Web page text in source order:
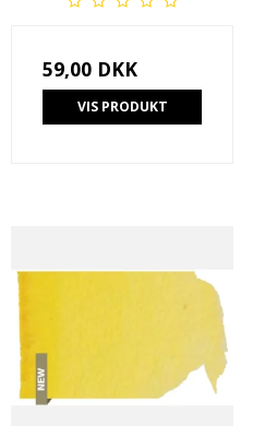
59,00 DKK
VIS PRODUKT